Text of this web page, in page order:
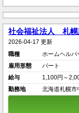
社会福祉法人 札幌
2026-04-17 更新
職種
ホームヘルパ
雇用形態
パート
給与
1,100円～
勤務地
北海道札幌市